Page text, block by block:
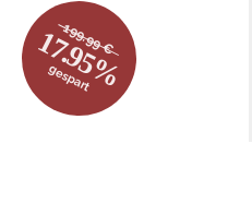
199.99 €
17.95%
gespart